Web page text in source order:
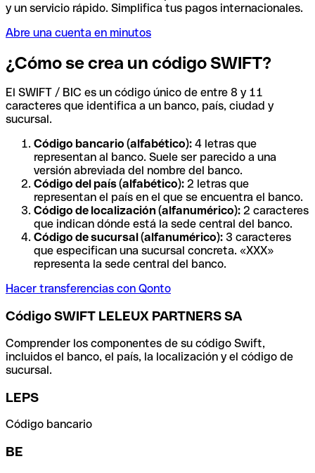
y un servicio rápido. Simplifica tus pagos internacionales.
Abre una cuenta en minutos
¿Cómo se crea un código SWIFT?
El SWIFT / BIC es un código único de entre 8 y 11
caracteres que identifica a un banco, país, ciudad y
sucursal.
Código bancario (alfabético): 4 letras que
representan al banco. Suele ser parecido a una
versión abreviada del nombre del banco.
Código del país (alfabético): 2 letras que
representan el país en el que se encuentra el banco.
Código de localización (alfanumérico): 2 caracteres
que indican dónde está la sede central del banco.
Código de sucursal (alfanumérico): 3 caracteres
que especifican una sucursal concreta. «XXX»
representa la sede central del banco.
Hacer transferencias con Qonto
Código SWIFT LELEUX PARTNERS SA
Comprender los componentes de su código Swift,
incluidos el banco, el país, la localización y el código de
sucursal.
LEPS
Código bancario
BE